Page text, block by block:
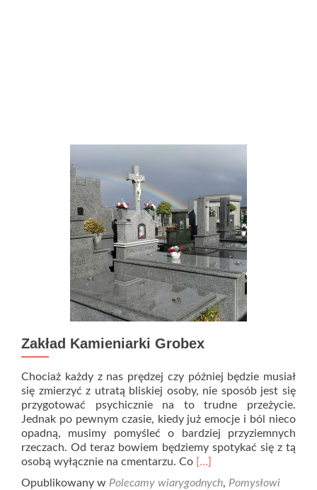
Zakład Kamieniarki Grobex
Chociaż każdy z nas prędzej czy później będzie musiał
się zmierzyć z utratą bliskiej osoby, nie sposób jest się
przygotować psychicznie na to trudne przeżycie.
Jednak po pewnym czasie, kiedy już emocje i ból nieco
opadną, musimy pomyśleć o bardziej przyziemnych
rzeczach. Od teraz bowiem będziemy spotykać się z tą
osobą wyłącznie na cmentarzu. Co Read
[…]
Opublikowany w Polecamy wiarygodnych, Pomysłowi